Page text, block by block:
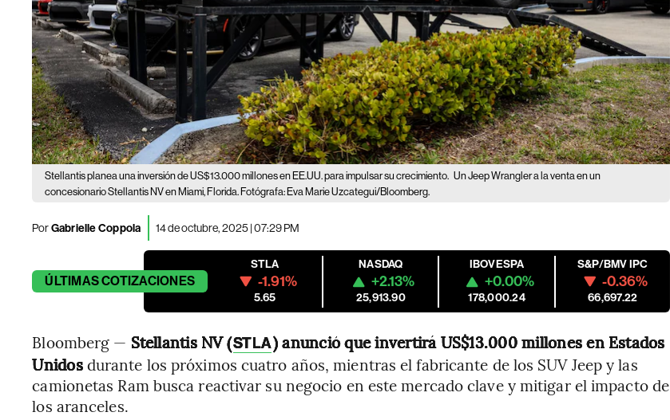
Stellantis planea una inversión de US$13.000 millones en EE.UU. para impulsar su crecimiento. Un Jeep Wrangler a la venta en un
concesionario Stellantis NV en Miami, Florida. Fotógrafa: Eva Marie Uzcategui/Bloomberg.
PorGabrielle Coppola 14 de octubre, 2025 | 07:29 PM
ÚLTIMASCOTIZACIONES
STLA
-1.91%
5.65
NASDAQ
+2.13%
25,913.90
IBOVESPA
+0.00%
178,000.24
S&P/BMV IPC
-0.36%
66,697.22
Bloomberg — Stellantis NV (STLA) anunció que invertirá US$13.000 millones en Estados
Unidosdurante los próximos cuatro años, mientras el fabricante de los SUV Jeep y las
camionetas Ram busca reactivar su negocio en este mercado clave y mitigar el impacto de
los aranceles.